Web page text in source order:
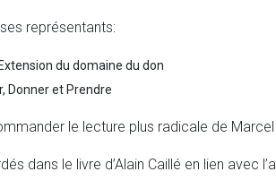
représentants:
du domaine du don
Donner et Prendre
le lecture plus radicale de
dans le livre d’Alain Caillé en lien avec